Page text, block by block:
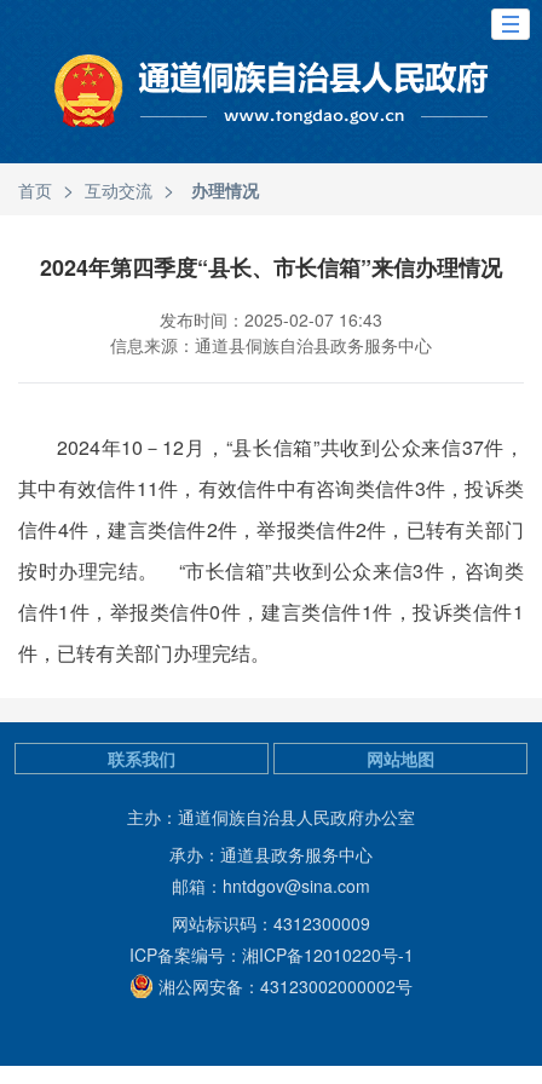
首页 > 互动交流 > 办理情况
2024年第四季度“县长、市长信箱”来信办理情况
发布时间：2025-02-07 16:43
信息来源：通道县侗族自治县政务服务中心
2024年10－12月，“县长信箱”共收到公众来信37件，
其中有效信件11件，有效信件中有咨询类信件3件，投诉类
信件4件，建言类信件2件，举报类信件2件，已转有关部门
按时办理完结。 “市长信箱”共收到公众来信3件，咨询类
信件1件，举报类信件0件，建言类信件1件，投诉类信件1
件，已转有关部门办理完结。
主办：通道侗族自治县人民政府办公室
承办：通道县政务服务中心
邮箱：hntdgov@sina.com
网站标识码：4312300009
ICP备案编号：湘ICP备12010220号-1
湘公网安备：43123002000002号
联系我们 网站地图